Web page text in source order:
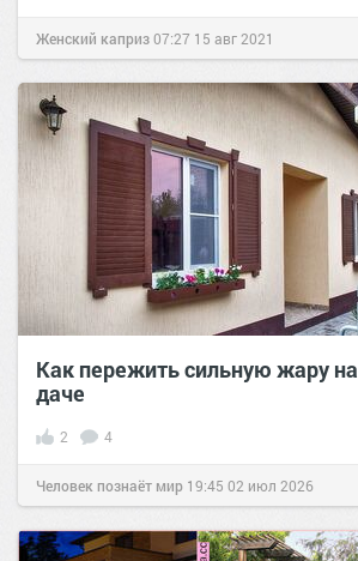
Женский каприз07:27 15 авг 2021
Как пережить сильную жару на
даче
2 4
Человек познаёт мир 19:45 02 июл 2026